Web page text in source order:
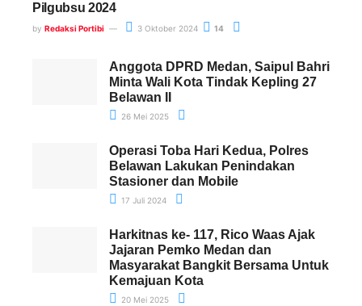
Pilgubsu 2024
by Redaksi Portibi 3 Oktober 2024 14
Anggota DPRD Medan, Saipul Bahri
Minta Wali Kota Tindak Kepling 27
Belawan II
26 Mei 2025
Operasi Toba Hari Kedua, Polres
Belawan Lakukan Penindakan
Stasioner dan Mobile
17 Juli 2024
Harkitnas ke- 117, Rico Waas Ajak
Jajaran Pemko Medan dan
Masyarakat Bangkit Bersama Untuk
Kemajuan Kota
20 Mei 2025